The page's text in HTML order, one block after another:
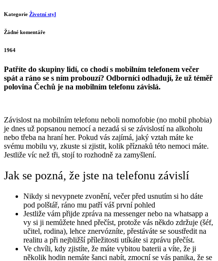
Kategorie Životní styl
Žádné komentáře
1964
Patříte do skupiny lidí, co chodí s mobilním telefonem večer
spát a ráno se s ním probouzí? Odborníci odhadují, že už téměř
polovina Čechů je na mobilním telefonu závislá.
Závislost na mobilním telefonu neboli nomofobie (no mobil phobia)
je dnes už popsanou nemocí a nezadá si se závislostí na alkoholu
nebo třeba na hraní her. Pokud vás zajímá, jaký vztah máte ke
svému mobilu vy, zkuste si zjistit, kolik příznaků této nemoci máte.
Jestliže víc než tři, stojí to rozhodně za zamyšlení.
Jak se pozná, že jste na telefonu závislí
Nikdy si nevypnete zvonění, večer před usnutím si ho dáte
pod polštář, ráno mu patří váš první pohled
Jestliže vám přijde zpráva na messenger nebo na whatsapp a
vy si ji nemůžete hned přečíst, protože vás někdo zdržuje (šéf,
učitel, rodina), lehce znervózníte, přestáváte se soustředit na
realitu a při nejbližší příležitosti utíkáte si zprávu přečíst.
Ve chvíli, kdy zjistíte, že máte vybitou baterii a víte, že ji
několik hodin nemáte šanci nabít, zmocní se vás panika, že se